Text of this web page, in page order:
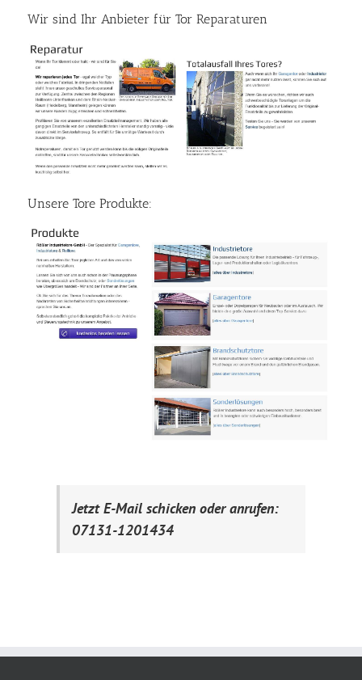
Wir sind Ihr Anbieter für Tor Reparaturen
Unsere Tore Produkte:
Jetzt E-Mail schicken oder anrufen:
07131-1201434